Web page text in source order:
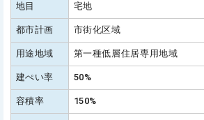
地目 宅地
都市計画 市街化区域
用途地域 第一種低層住居専用地域
建ぺい率 50%
容積率 150%